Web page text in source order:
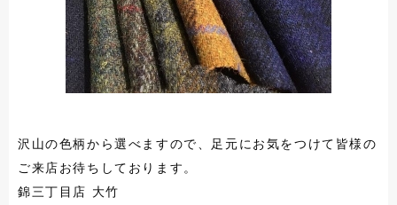
沢山の色柄から選べますので、足元にお気をつけて皆様の
ご来店お待ちしております。
錦三丁目店 大竹